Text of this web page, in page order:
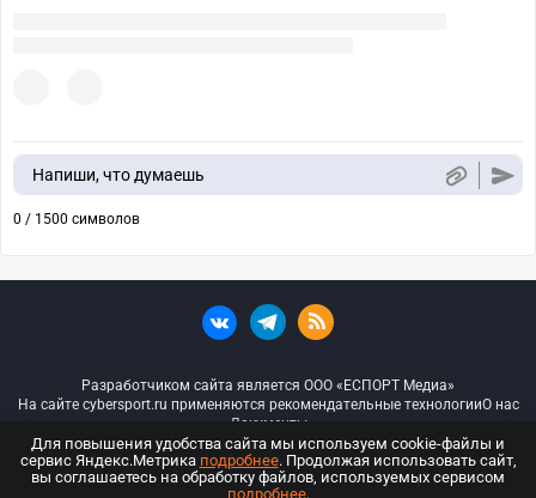
Напиши, что думаешь
0 / 1500 символов
Разработчиком сайта является ООО «ЕСПОРТ Медиа»
На сайте cybersport.ru применяются рекомендательные технологииО нас
Документы
© ООО «Киберспорт.ру» — Все права защищены
Для повышения удобства сайта мы используем cookie-файлы и
сервис Яндекс.Метрика подробнее. Продолжая использовать сайт,
вы соглашаетесь на обработку файлов, используемых сервисом
подробнее.